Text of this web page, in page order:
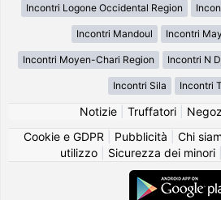
Incontri Logone Occidental Region
Incontri Mandoul Incontri
Incontri Moyen-Chari Region Incontri N
Incontri Sila Incontri
Notizie| Truffatori|
Cookie e GDPR
Pubblicità Chi
utilizzo| Sicurezza dei minori|